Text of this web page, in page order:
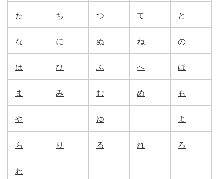
た ち つ て と
な に ぬ ね の
は ひ ふ へ ほ
ま み む め も
や ゆ よ
ら り る れ ろ
わ